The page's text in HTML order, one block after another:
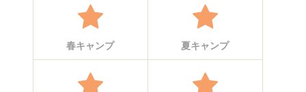
春キャンプ 夏キャンプ